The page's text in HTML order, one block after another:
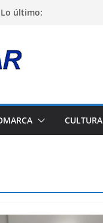
Lo último:
CULTURA